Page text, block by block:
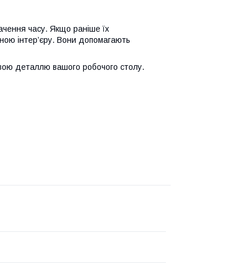
часу. Якщо раніше їх
інтер’єру. Вони допомагають
деталлю вашого робочого столу.